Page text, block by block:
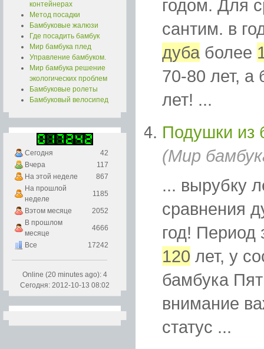
контейнерах
Метод посадки
Бамбуковые жалюзи
Где посадить бамбук
Мир бамбука плед
Управление бамбуком.
Мир бамбука решение
экологических проблем
Бамбуковые ролеты
Бамбуковый велосипед
Сегодня
42
Вчера
117
На этой неделе
867
На прошлой
неделе
1185
Вэтом месяце
2052
В прошлом
месяце
4666
Все 17242
Online (20 minutes ago): 4
Сегодня: 2012-10-13 08:02
годом. Для
сантим. в
дуба более
70-80 лет, а
лет! ...
Подушки из
(Мир
... вырубку
сравнения
год! Период
120 лет, у
бамбука
внимание
статус ...